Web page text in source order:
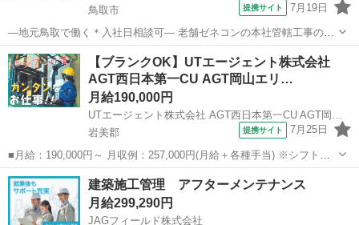
鳥取市
提携サイト 7月19日
—地元鳥取で働く＊入社日相談可— 老舗ゼネコンの本社管轄工事の施
工管理をお任せします。 現場は集合住宅の新築工事(10階)となりま
す。 期間は19ヶ月になります。 (担当職種・業務内容) 管理業務 ・書
類作成 ・図面チ...
鳥取 鳥取市 大工
【ブランクOK】UTエージェント株式会社
AGT西日本第一CU AGT岡山エリ…
月給190,000円
岩美郡
提携サイト 7月25日
■月給：190,000円～ 月収例：257,000円(月給＋各種手当) ※シフト手
当（20,000円/月）含む ■鳥取県岩美郡岩美町 勤務詳細：岩美郡岩美町
通勤方法：徒歩/車/自転車 最寄り駅：岩美駅から車5分 ※構内の（...
鳥取 岩美郡 加工
建築施工管理 アフターメンテナンス
月給299,290円
JAGフィールド株式会社